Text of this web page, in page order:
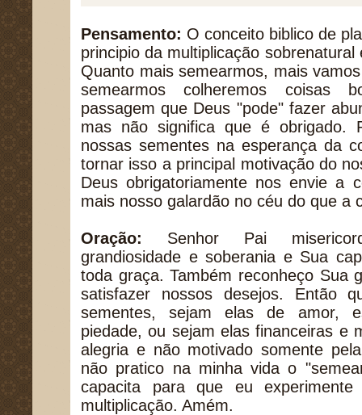
Pensamento: O conceito biblico de
principio da multiplicação
Quanto mais semearmos, mais
semearmos colheremos coisas
passagem que Deus "pode" fazer
mas não significa que é obrigado.
nossas sementes na esperança da
tornar isso a principal motivação do
Deus obrigatoriamente nos envie a
mais nosso galardão no céu do que a
Oração: Senhor Pai
grandiosidade e soberania e Sua
toda graça. Também reconheço Sua
satisfazer nossos desejos. Então
sementes, sejam elas de amor,
piedade, ou sejam elas financeiras e
alegria e não motivado somente
não pratico na minha vida o
capacita para que eu
multiplicação. Amém.